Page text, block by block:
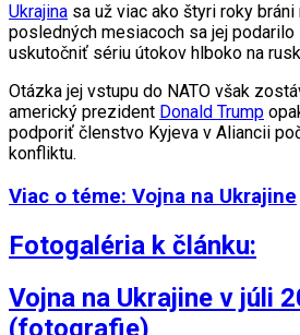
Ukrajina sa už viac ako štyri roky
posledných mesiacoch sa jej
uskutočniť sériu útokov hlboko na
Otázka jej vstupu do NATO však
americký prezident Donald Trump
podporiť členstvo Kyjeva v Aliancii
konfliktu.
Viac o téme: Vojna na Ukrajine
Fotogaléria k článku:
Vojna na Ukrajine v júli
(fotografie)